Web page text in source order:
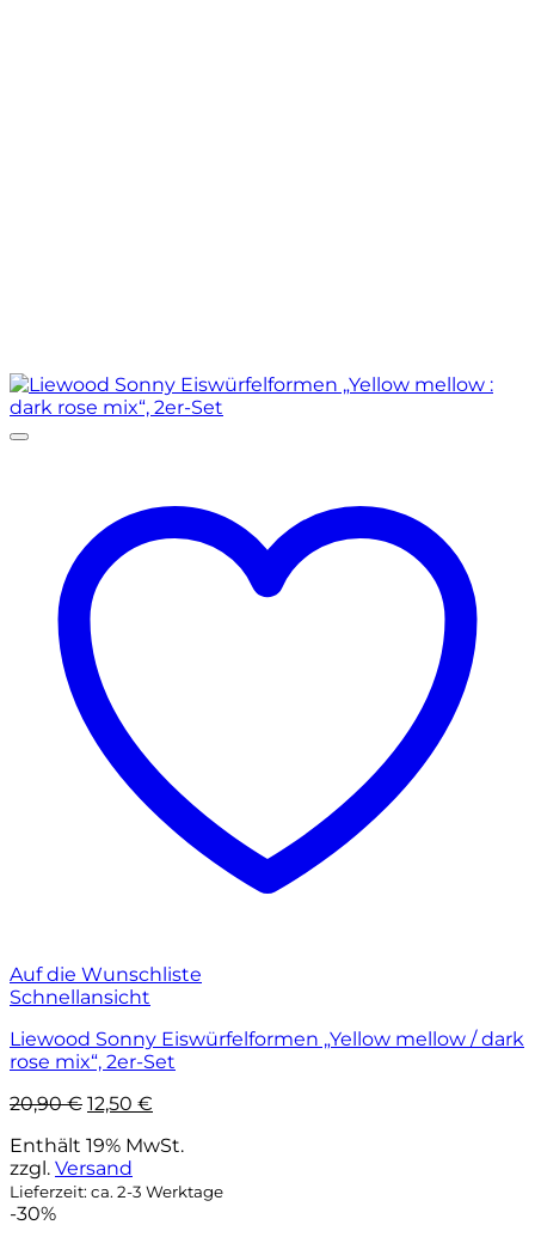
Auf die Wunschliste
Schnellansicht
Liewood Sonny Eiswürfelformen „Yellow mellow / dark
rose mix“, 2er-Set
20,90€ Ursprünglicher
war:
20,90 €
12,50 €
ist:
Enthält 19% MwSt.
zzgl. Versand
Lieferzeit: ca. 2-3 Werktage
-30%